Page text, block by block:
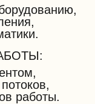
работы.